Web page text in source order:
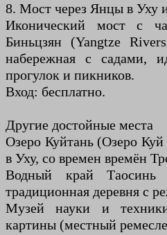
8. Мост через Янцы в Уху
Иконический мост с
Биньцзян (Yangtze
набережная с садами,
прогулок и пикников.
Вход: бесплатно.
Другие достойные места
Озеро Куйтань (Озеро
в Уху, со времен времён
Водный край
традиционная деревня с
Музей науки и
картины (местный